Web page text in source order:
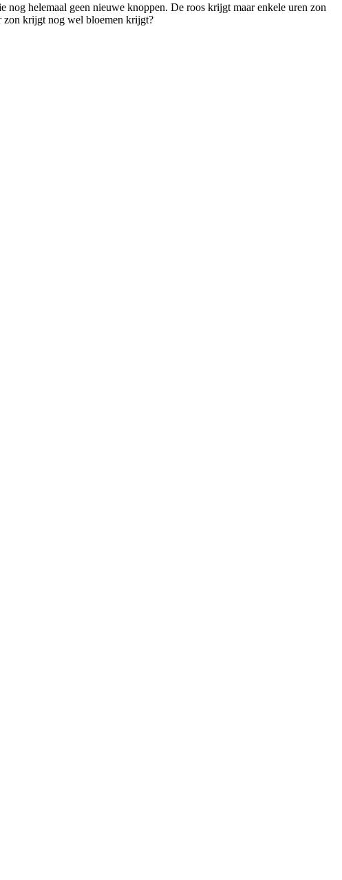
helemaal geen nieuwe knoppen. De roos krijgt maar enkele uren zon
zon krijgt nog wel bloemen krijgt?